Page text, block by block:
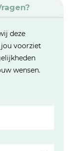
deze
voorziet
wensen.